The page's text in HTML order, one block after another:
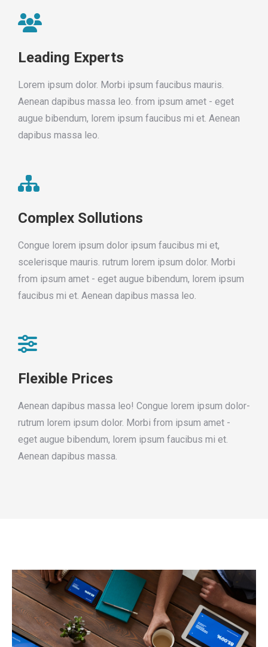
Leading Experts
Lorem ipsum dolor. Morbi ipsum faucibus mauris.
Aenean dapibus massa leo. from ipsum amet - eget
augue bibendum, lorem ipsum faucibus mi et. Aenean
dapibus massa leo.
Complex Sollutions
Congue lorem ipsum dolor ipsum faucibus mi et,
scelerisque mauris. rutrum lorem ipsum dolor. Morbi
from ipsum amet - eget augue bibendum, lorem ipsum
faucibus mi et. Aenean dapibus massa leo.
Flexible Prices
Aenean dapibus massa leo! Congue lorem ipsum dolor-
rutrum lorem ipsum dolor. Morbi from ipsum amet -
eget augue bibendum, lorem ipsum faucibus mi et.
Aenean dapibus massa.